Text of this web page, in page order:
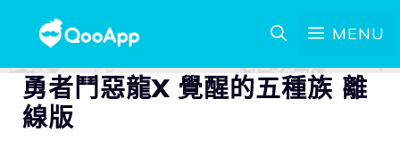
MENU
勇者鬥惡龍X 覺醒的五種族 離
線版